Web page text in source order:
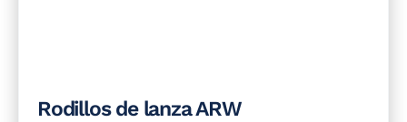
Rodillos de lanza ARW